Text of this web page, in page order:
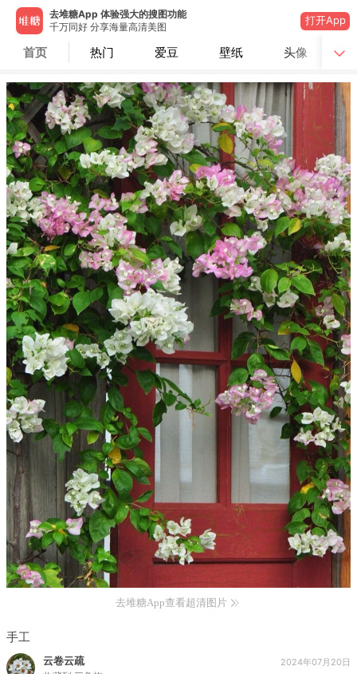
去堆糖App 体验强大的搜图功能
千万同好 分享海量高清美图
打开App
首页 热门 爱豆 壁纸 头像
去堆糖App查看超清图片
手工
云卷云疏 2024年07月20日